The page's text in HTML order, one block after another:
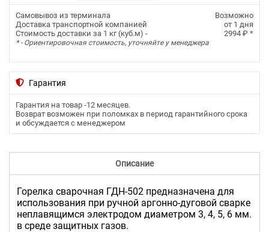
Самовывоз из терминала
Возможно
Доставка транспортной компанией
от 1 дня
Стоимость доставки за 1 кг (куб.м) -
2994 ₽ *
* - Ориентировочная стоимость, уточняйте у менеджера
Гарантия
Гарантия на товар -12 месяцев.
Возврат возможен при поломках в период гарантийного срока
и обсуждается с менеджером
Описание
Горелка сварочная ГДН-502 предназначена для
использования при ручной аргонно-дуговой сварке
неплавящимся электродом диаметром 3, 4, 5, 6 мм.
в среде защитных газов.